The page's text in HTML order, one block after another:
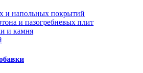
и напольных покрытий
и пазогребневых плит
и камня